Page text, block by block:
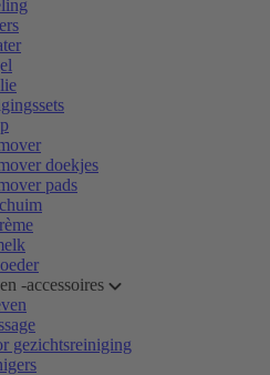
doekjes
pads
-accessoires
gezichtsreiniging